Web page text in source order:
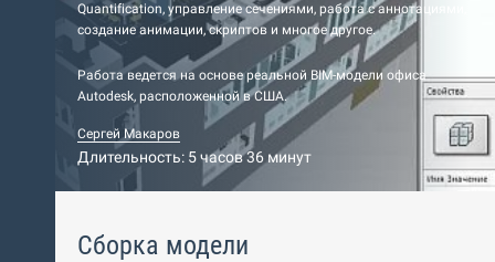
Quantification, управление сечениями, работа с аннотациями,
создание анимации, скриптов и многое другое.
Работа ведется на основе реальной BIM-модели офиса
Autodesk, расположенной в США.
Сергей Макаров
Длительность: 5 часов 36 минут
Сборка модели